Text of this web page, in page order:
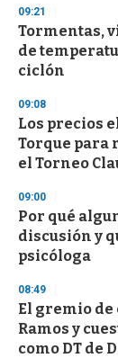
s
e
c
o
n
09:21
Tormentas,
de
ciclón
09:08
Los precios
Torque para
el Torneo
09:00
Por qué
discusión y
psicóloga
08:49
El gremio
Ramos y
como DT de